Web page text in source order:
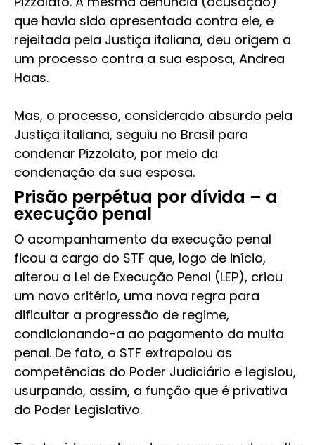
que havia sido apresentada contra ele, e
rejeitada pela Justiça italiana, deu origem a
um processo contra a sua esposa, Andrea
Haas.
Mas, o processo, considerado absurdo pela
Justiça italiana, seguiu no Brasil para
condenar Pizzolato, por meio da
condenação da sua esposa.
Prisão perpétua por dívida – a
execução penal
O acompanhamento da execução penal
ficou a cargo do STF que, logo de início,
alterou a Lei de Execução Penal (LEP), criou
um novo critério, uma nova regra para
dificultar a progressão de regime,
condicionando-a ao pagamento da multa
penal. De fato, o STF extrapolou as
competências do Poder Judiciário e legislou,
usurpando, assim, a função que é privativa
do Poder Legislativo.